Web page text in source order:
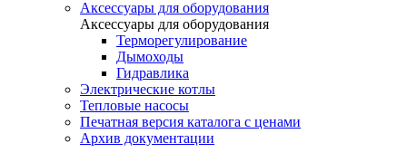
Аксессуары для оборудования
Аксессуары для оборудования
Терморегулирование
Дымоходы
Гидравлика
Электрические котлы
Тепловые насосы
Печатная версия каталога с ценами
Архив документации